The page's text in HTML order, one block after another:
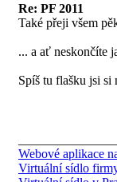
Re: PF 2011
Také přeji všem
... a ať neskončíte
Spíš tu flašku jsi si
Webové aplikace
Virtuální sídlo